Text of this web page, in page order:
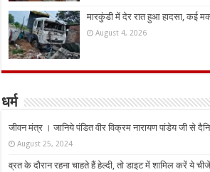
मारकुंडी में देर रात हुआ हादसा, कई
August 4, 2026
धर्म
जीवन मंत्र । जानिये पंडित वीर विक्रम नारायण पांडेय जी से
August 25, 2024
व्रत के दौरान रहना चाहते हैं हेल्दी, तो डाइट में शामिल करें ये